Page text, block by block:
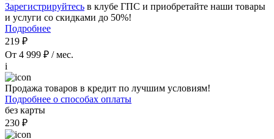
Зарегистрируйтесь в клубе ГПС и приобретайте наши товары
и услуги со скидками до 50%!
Подробнее
219 ₽
От 4 999 ₽ / мес.
i
Продажа товаров в кредит по лучшим условиям!
Подробнее о способах оплаты
без карты
230 ₽